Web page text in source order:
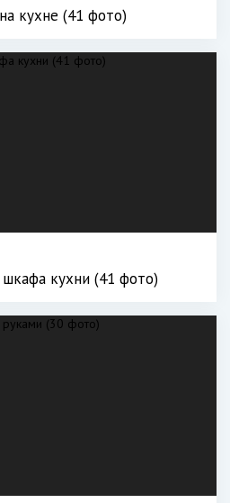
кухне (41 фото)
кухни (41 фото)